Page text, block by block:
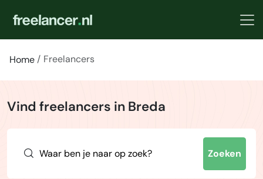
Home Freelancers
Vind freelancers in Breda
Zoeken